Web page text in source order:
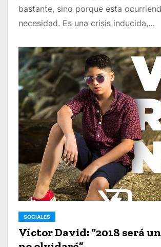
bastante, sino porque esta
necesidad. Es una crisis inducida,…
SOCIALES
Víctor David: “2018 será